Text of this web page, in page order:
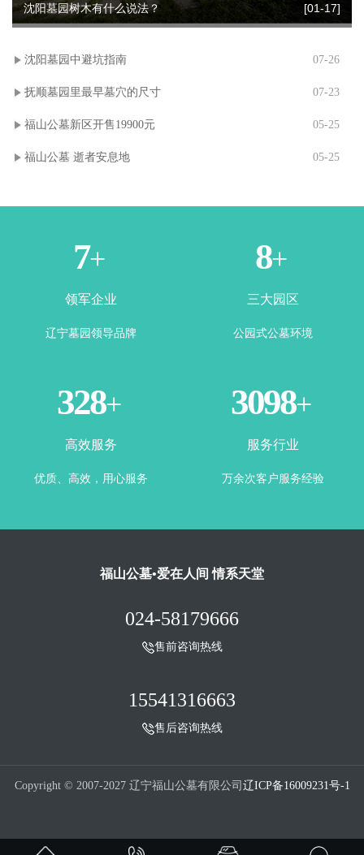
沈阳墓园树木有什么说法？ [01-17]
07-26
沈阳墓园中避坑指南
07-23
抚顺墓园里最早墓穴的尺寸
05-25
福山公墓新区开售19900元
05-25
福山公墓 逝者安息地
1+
领军企业
辽宁墓园领导品牌
3+
三大园区
公园式公墓环境
365+
高效服务
优质、高效，用心服务
3500+
服务行业
万余次客户服务经验
福山公墓•爱在人间 情系天堂
024-58179666
售前咨询热线
15541316663
售后咨询热线
Copyright © 2007-2027 辽宁福山公墓有限公司 辽ICP备16009231号-1